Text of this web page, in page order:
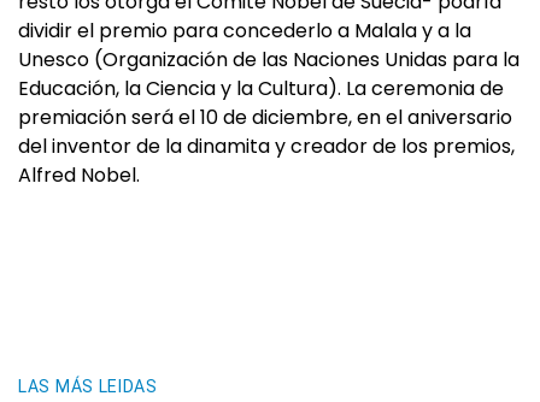
dividir el premio para concederlo a Malala y a la
Unesco (Organización de las Naciones Unidas para la
Educación, la Ciencia y la Cultura). La ceremonia de
premiación será el 10 de diciembre, en el aniversario
del inventor de la dinamita y creador de los premios,
Alfred Nobel.
LAS MÁS LEIDAS